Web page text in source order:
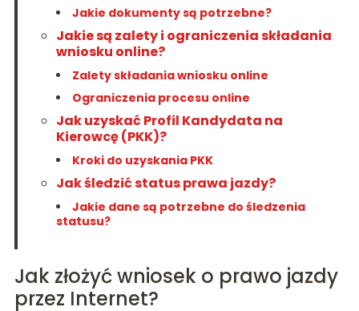
Jakie dokumenty są potrzebne?
Jakie są zalety i ograniczenia składania
wniosku online?
Zalety składania wniosku online
Ograniczenia procesu online
Jak uzyskać Profil Kandydata na
Kierowcę (PKK)?
Kroki do uzyskania PKK
Jak śledzić status prawa jazdy?
Jakie dane są potrzebne do śledzenia
statusu?
Jak złożyć wniosek o prawo jazdy
przez Internet?